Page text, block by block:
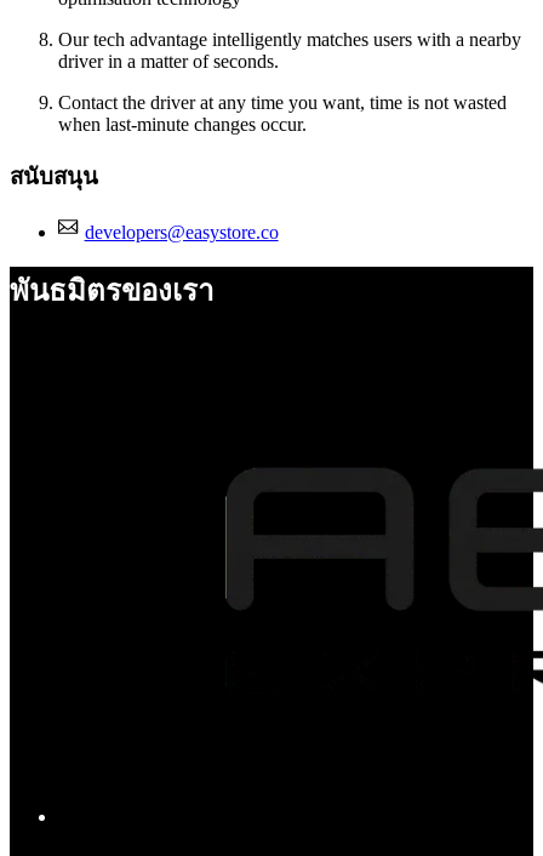
Our tech advantage intelligently matches users with a nearby
driver in a matter of seconds.
Contact the driver at any time you want, time is not wasted
when last-minute changes occur.
สนับสนุน
developers@easystore.co
พันธมิตรของเรา